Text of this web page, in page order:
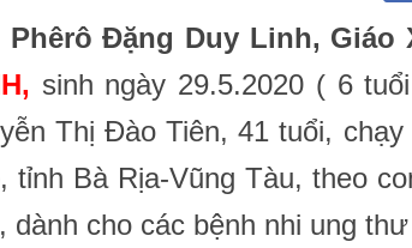
Phêrô Đặng Duy Linh, Giáo
sinh ngày 29.5.2020 ( 6
Thị Đào Tiên, 41 tuổi,
tỉnh Bà Rịa-Vũng Tàu, theo
dành cho các bệnh nhi ung